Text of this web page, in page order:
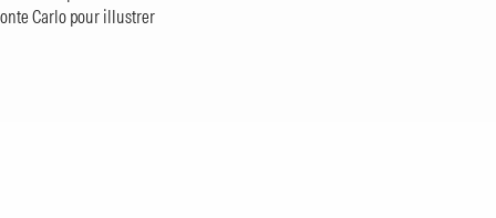
Carlo pour illustrer